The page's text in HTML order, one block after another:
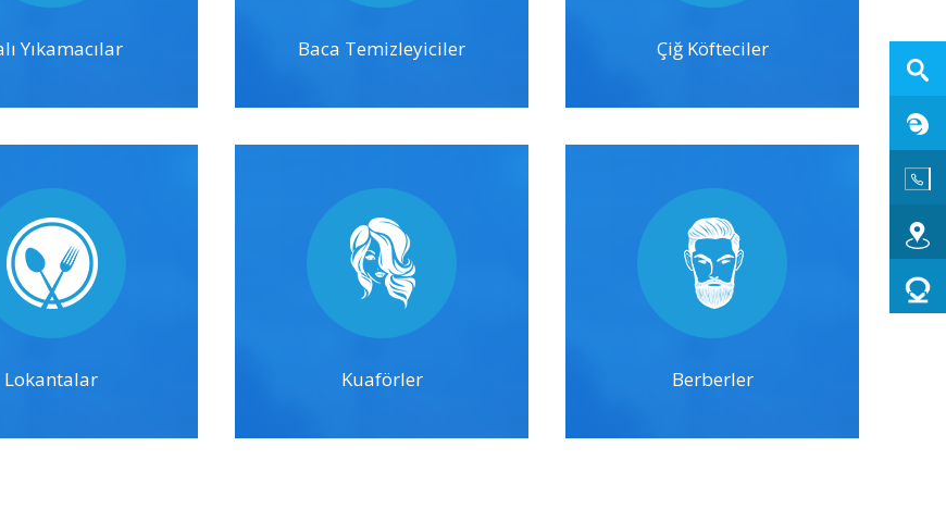
Yıkamacılar Baca Temizleyiciler Çiğ Köfteciler
Lokantalar Kuaförler Berberler